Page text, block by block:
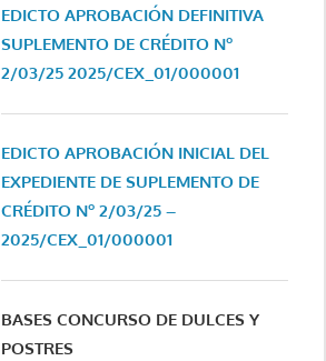
EDICTO APROBACIÓN DEFINITIVA
SUPLEMENTO DE CRÉDITO Nº
2/03/25 2025/CEX_01/000001
EDICTO APROBACIÓN INICIAL DEL
EXPEDIENTE DE SUPLEMENTO DE
CRÉDITO Nº 2/03/25 –
2025/CEX_01/000001
BASES CONCURSO DE DULCES Y
POSTRES